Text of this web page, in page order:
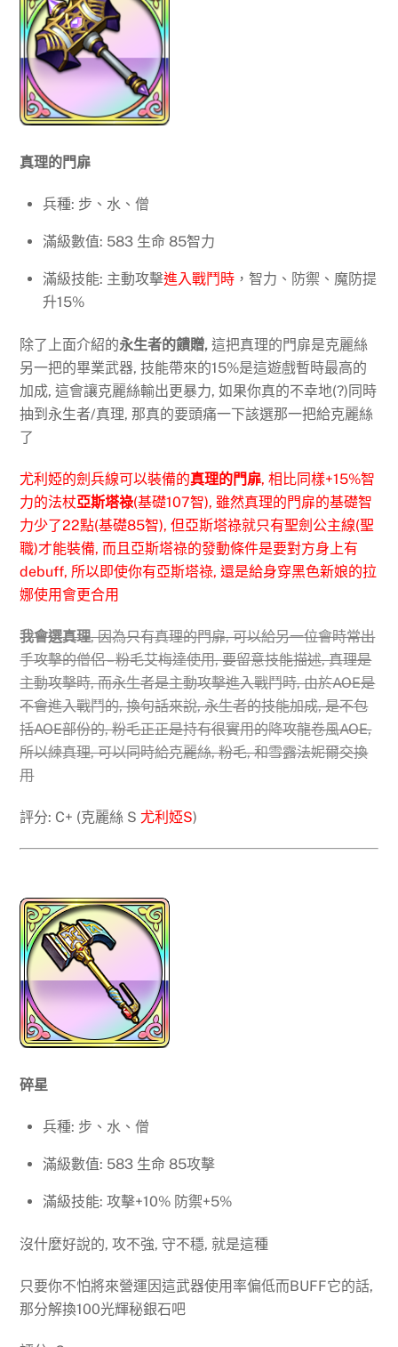
真理的門扉
兵種: 步、水、僧
滿級數值: 583 生命 85智力
滿級技能: 主動攻擊進入戰鬥時 ，智力、防禦、魔防提
升15%
除了上面介紹的永生者的饋贈,這把真理的門扉是克麗絲
另一把的畢業武器, 技能帶來的15%是這遊戲暫時最高的
加成, 這會讓克麗絲輸出更暴力, 如果你真的不幸地(?)同時
抽到永生者/真理, 那真的要頭痛一下該選那一把給克麗絲
了
尤利婭的劍兵線可以裝備的真理的門扉, 相比同樣+15%智
力的法杖亞斯塔祿(基礎107智), 雖然真理的門扉的基礎智
力少了22點(基礎85智), 但亞斯塔祿就只有聖劍公主線(聖
職)才能裝備, 而且亞斯塔祿的發動條件是要對方身上有
debuff, 所以即使你有亞斯塔祿, 還是給身穿黑色新娘的拉
娜使用會更合用
我會選真理, 因為只有真理的門扉, 可以給另一位會時常出
手攻擊的僧侶 – 粉毛艾梅達使用, 要留意技能描述, 真理是
主動攻擊時, 而永生者是主動攻擊進入戰鬥時, 由於AOE是
不會進入戰鬥的, 換句話來說, 永生者的技能加成, 是不包
括AOE部份的, 粉毛正正是持有很實用的降攻龍卷風AOE,
所以練真理, 可以同時給克麗絲, 粉毛, 和雪露法妮爾交換
用
評分: C+ (克麗絲 S 尤利婭S)
碎星
兵種: 步、水、僧
滿級數值: 583 生命 85攻擊
滿級技能: 攻擊+10% 防禦+5%
沒什麼好說的, 攻不強, 守不穩, 就是這種
只要你不怕將來營運因這武器使用率偏低而BUFF它的話,
那分解換100光輝秘銀石吧